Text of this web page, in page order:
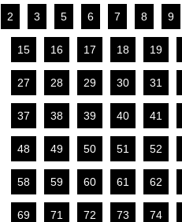
2 3 5 6 7 8 9
15 16 17 18 19
27 28 29 30 31
37 38 39 40 41
48 49 50 51 52
58 59 60 61 62
69 71 72 73 74